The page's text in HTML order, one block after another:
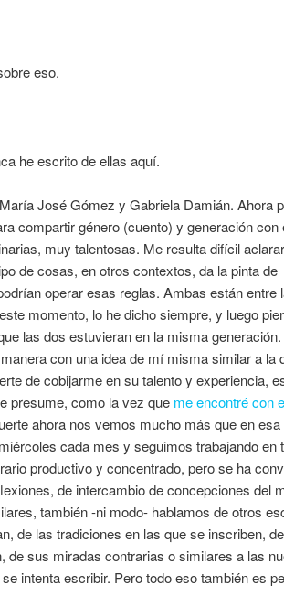
eso.
he escrito de ellas aquí.
José Gómez y Gabriela Damián. Ahora
compartir género (cuento) y generación con
muy talentosas. Me resulta difícil
de cosas, en otros contextos, da la pinta de
operar esas reglas. Ambas están entre
momento, lo he dicho siempre, y luego
las dos estuvieran en la misma
con una idea de mí misma similar a la
de cobijarme en su talento y experiencia,
presume, como la vez que me encontré con
ahora nos vemos mucho más que en esa
cada mes y seguimos trabajando en
productivo y concentrado, pero se ha
de intercambio de concepciones del
también -ni modo- hablamos de otros
de las tradiciones en las que se inscriben,
de sus miradas contrarias o similares a las
intenta escribir. Pero todo eso también es